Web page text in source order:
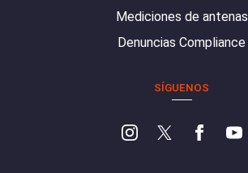
Mediciones de antenas
Denuncias Compliance
SÍGUENOS